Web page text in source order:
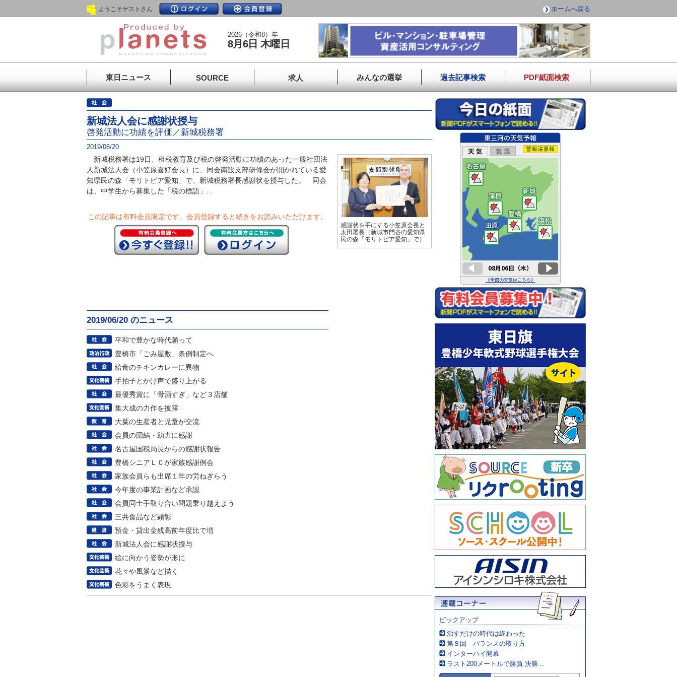
ようこそゲストさん ホームへ戻る
2026（令和8）年
8月6日 木曜日
東日ニュース SOURCE 求人 みんなの選挙 過去記事検索 PDF紙面検索
新城法人会に感謝状授与
啓発活動に功績を評価／新城税務署
2019/06/20
新城税務署は19日、租税教育及び税の啓発活動に功績のあった一般社団法
人新城法人会（小笠原喜好会長）に、同会南設支部研修会が開かれている愛
知県民の森「モリトピア愛知」で、新城税務署長感謝状を授与した。 同会
は、中学生から募集した「税の標語」...
この記事は有料会員限定です。 会員登録すると続きをお読みいただけます。
2019/06/20 のニュース
平和で豊かな時代願って
豊橋市「ごみ屋敷」条例制定へ
給食のチキンカレーに異物
手拍子とかけ声で盛り上がる
最優秀賞に「骨酒すぎ」など３店舗
集大成の力作を披露
大葉の生産者と児童が交流
会員の団結・助力に感謝
名古屋国税局長からの感謝状報告
豊橋シニアＬＣが家族感謝例会
家族会員らも出席１年の労ねぎらう
今年度の事業計画など承認
会員同士手取り合い問題乗り越えよう
三共食品など顕彰
預金・貸出金残高前年度比で増
新城法人会に感謝状授与
絵に向かう姿勢が形に
花々や風景など描く
色彩をうまく表現
感謝状を手にする小笠原会長と
太田署長（新城市門谷の愛知県
民の森「モリトピア愛知」で）
ピックアップ
治すだけの時代は終わった
第８回 バランスの取り方
インターハイ開幕
ラスト200メートルで勝負 決勝...